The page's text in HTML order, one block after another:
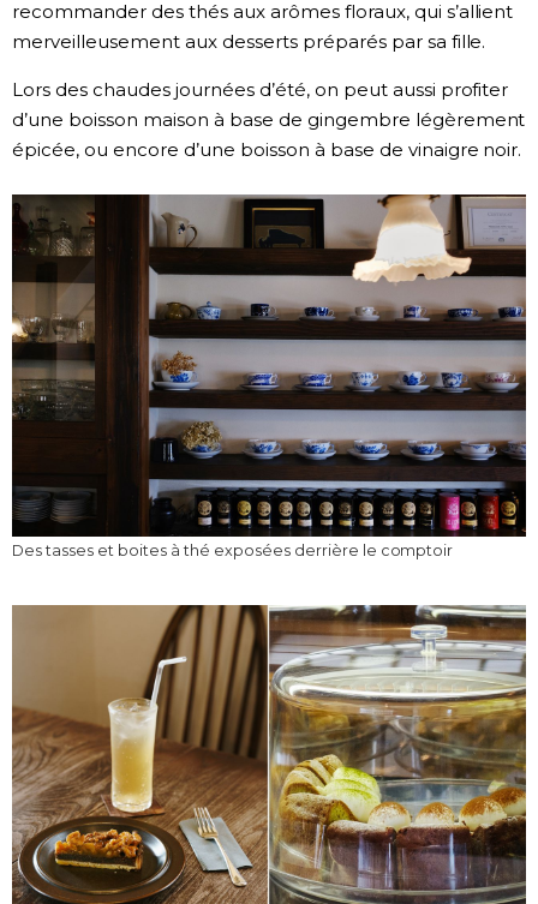
recommander des thés aux arômes floraux, qui s’allient
merveilleusement aux desserts préparés par sa fille.
Lors des chaudes journées d’été, on peut aussi profiter
d’une boisson maison à base de gingembre légèrement
épicée, ou encore d’une boisson à base de vinaigre noir.
Des tasses et boites à thé exposées derrière le comptoir